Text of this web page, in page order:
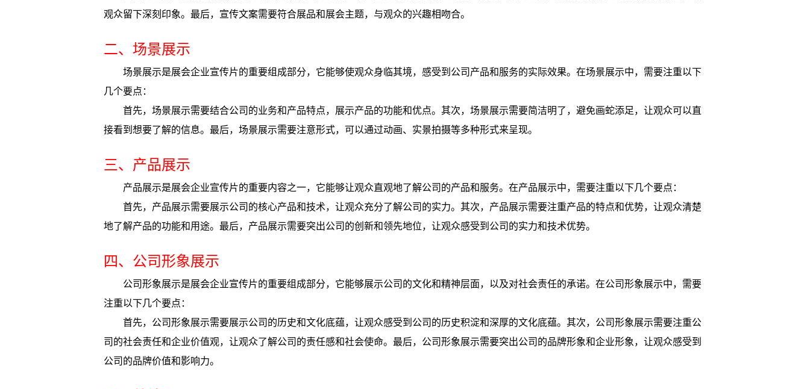
观众留下深刻印象。最后，宣传文案需要符合展品和展会主题，与观众的兴趣相吻合。
二、场景展示
场景展示是展会企业宣传片的重要组成部分，它能够使观众身临其境，感受到公司产品和服务的实际效果。在场景展示中，需要注重以下
几个要点：
首先，场景展示需要结合公司的业务和产品特点，展示产品的功能和优点。其次，场景展示需要简洁明了，避免画蛇添足，让观众可以直
接看到想要了解的信息。最后，场景展示需要注意形式，可以通过动画、实景拍摄等多种形式来呈现。
三、产品展示
产品展示是展会企业宣传片的重要内容之一，它能够让观众直观地了解公司的产品和服务。在产品展示中，需要注重以下几个要点：
首先，产品展示需要展示公司的核心产品和技术，让观众充分了解公司的实力。其次，产品展示需要注重产品的特点和优势，让观众清楚
地了解产品的功能和用途。最后，产品展示需要突出公司的创新和领先地位，让观众感受到公司的实力和技术优势。
四、公司形象展示
公司形象展示是展会企业宣传片的重要组成部分，它能够展示公司的文化和精神层面，以及对社会责任的承诺。在公司形象展示中，需要
注重以下几个要点：
首先，公司形象展示需要展示公司的历史和文化底蕴，让观众感受到公司的历史积淀和深厚的文化底蕴。其次，公司形象展示需要注重公
司的社会责任和企业价值观，让观众了解公司的责任感和社会使命。最后，公司形象展示需要突出公司的品牌形象和企业形象，让观众感受到
公司的品牌价值和影响力。